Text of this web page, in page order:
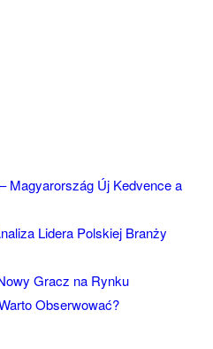
Magyarország Új Kedvence a
Lidera Polskiej Branży
Gracz na Rynku
Obserwować?